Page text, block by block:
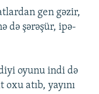
gen gəzir,
də şərəşür, ipə-
oyunu indi də
oxu atıb, yayını